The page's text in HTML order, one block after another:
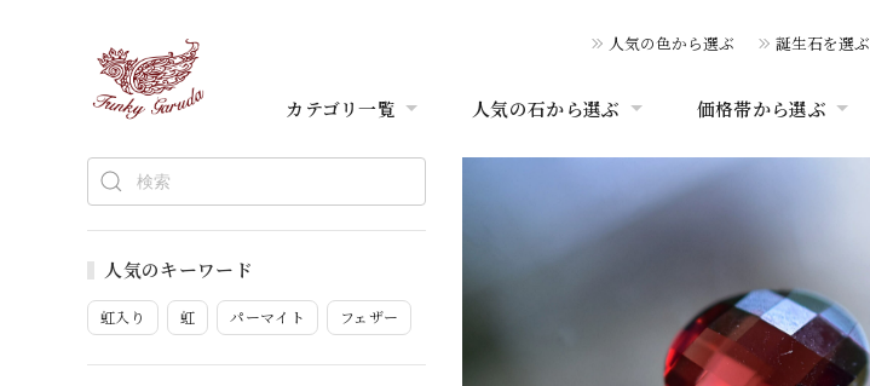
人気の色から選ぶ 誕生石を選ぶ
カテゴリ一覧 人気の石から選ぶ 価格帯から選ぶ
人気のキーワード
虹入り 虹 パーマイト フェザー